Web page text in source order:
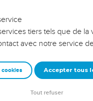
sur les erreurs
afin que leurs erreurs
un groupe ou une famille,
tiers tels que de
avec notre service
cookies Accepter tous
Tout refuser